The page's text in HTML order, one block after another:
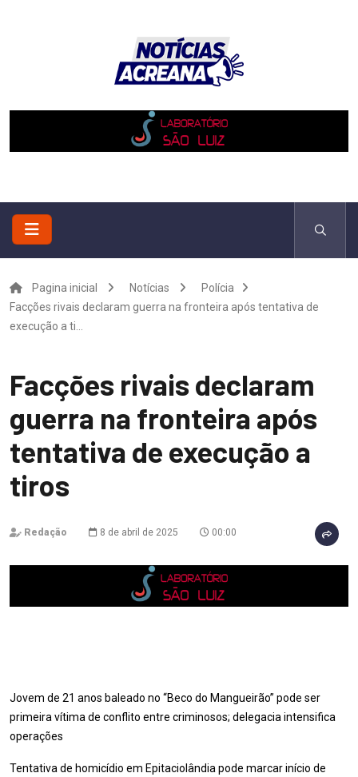
Pagina inicial Notícias
Polícia
Facções rivais declaram guerra na fronteira após tentativa de
execução a ti...
Facções rivais declaram
guerra na fronteira após
tentativa de execução a
tiros
Redação 8 de abril de 2025 00:00
Jovem de 21 anos baleado no “Beco do Mangueirão” pode ser
primeira vítima de conflito entre criminosos; delegacia intensifica
operações
Tentativa de homicídio em Epitaciolândia pode marcar início de